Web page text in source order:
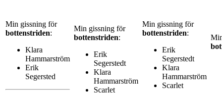
Min gissning för
bottenstriden:
Klara
Hammarström
Erik
Segersted
Min gissning för
bottenstriden:
Erik
Segerstedt
Klara
Hammarström
Scarlet
Min gissning för
bottenstriden:
Erik
Segerstedt
Klara
Hammarström
Scarlet